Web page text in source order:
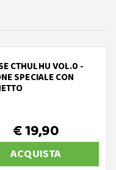
CTHULHU VOL.0 -
SPECIALE CON
€ 19,90
ACQUISTA